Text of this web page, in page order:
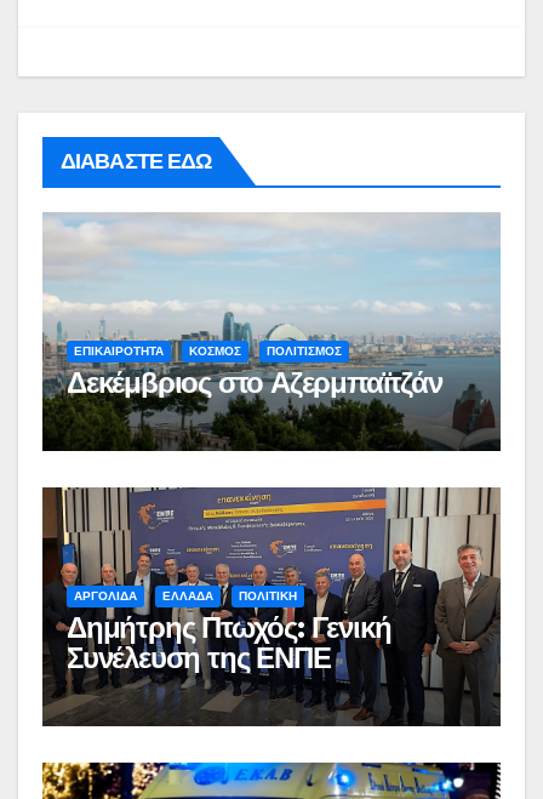
ΔΙΑΒΑΣΤΕ ΕΔΩ
ΕΠΙΚΑΙΡΟΤΗΤΑ ΚΟΣΜΟΣ ΠΟΛΙΤΙΣΜΟΣ
Δεκέμβριος στο Αζερμπαϊτζάν
ΑΡΓΟΛΙΔΑ ΕΛΛΑΔΑ ΠΟΛΙΤΙΚΗ
Δημήτρης Πτωχός: Γενική
Συνέλευση της ΕΝΠΕ